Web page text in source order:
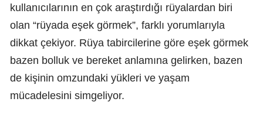
kullanıcılarının en çok araştırdığı rüyalardan biri
olan “rüyada eşek görmek”, farklı yorumlarıyla
dikkat çekiyor. Rüya tabircilerine göre eşek görmek
bazen bolluk ve bereket anlamına gelirken, bazen
de kişinin omzundaki yükleri ve yaşam
mücadelesini simgeliyor.